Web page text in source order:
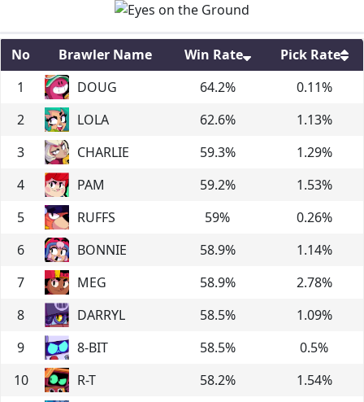
No Brawler Name Win Rate
Pick Rate
1
DOUG 64.2% 0.11%
2
LOLA 62.6% 1.13%
3
CHARLIE 59.3% 1.29%
4
PAM 59.2% 1.53%
5
RUFFS 59% 0.26%
6
BONNIE 58.9% 1.14%
7
MEG 58.9% 2.78%
8
DARRYL 58.5% 1.09%
9
8-BIT 58.5% 0.5%
10
R-T 58.2% 1.54%